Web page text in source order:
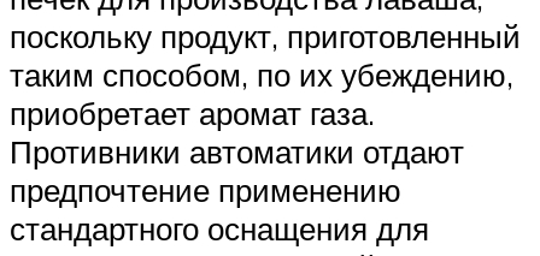
поскольку продукт, приготовленный
таким способом, по их убеждению,
приобретает аромат газа.
Противники автоматики отдают
предпочтение применению
стандартного оснащения для